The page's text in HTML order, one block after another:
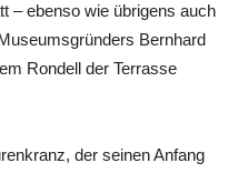
– ebenso wie übrigens auch
Bernhard
Rondell der Terrasse
der seinen Anfang